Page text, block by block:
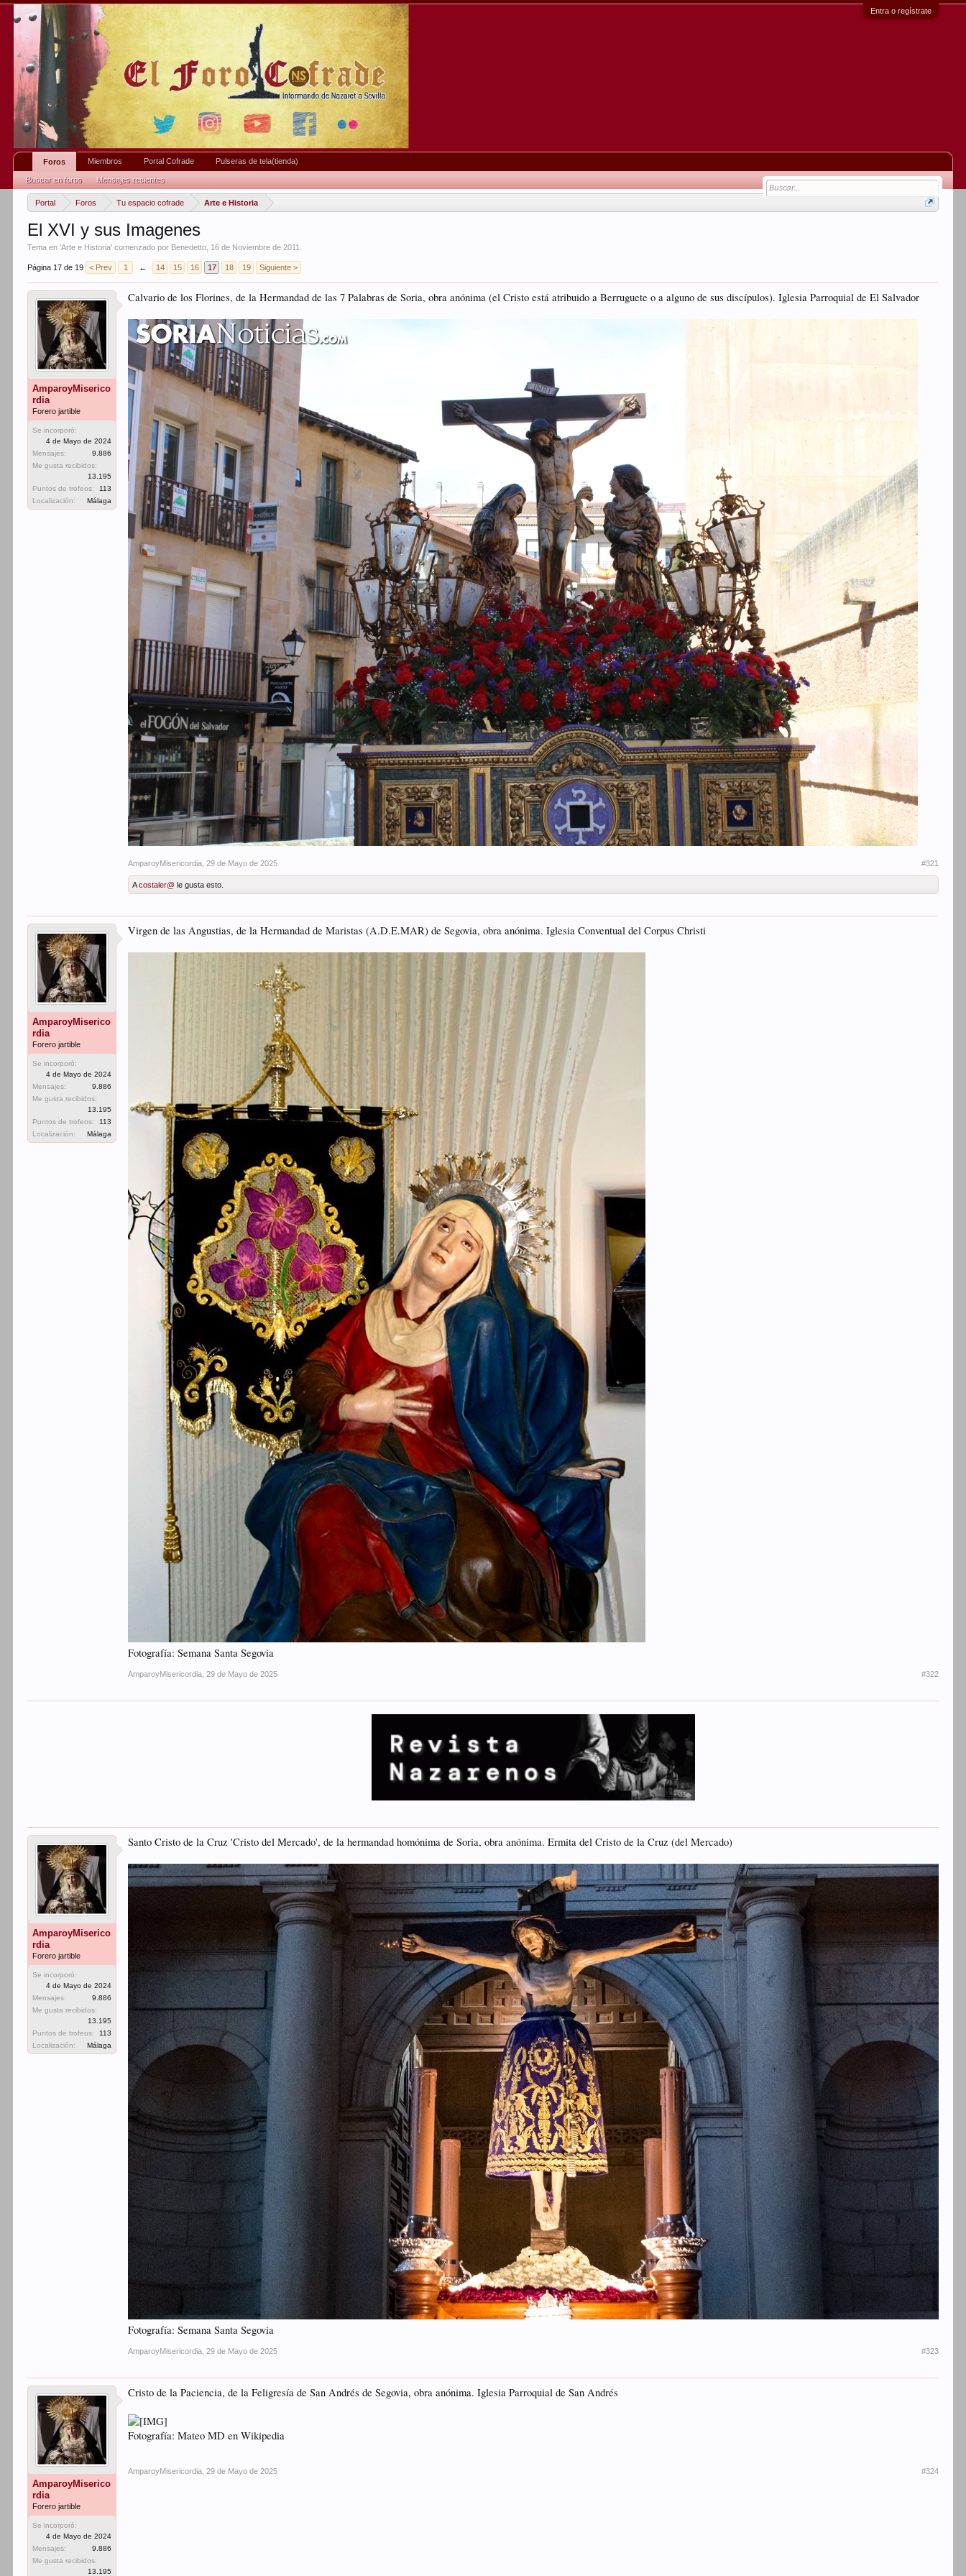
Entra o regístrate
Portal Foros Tu espacio cofrade Arte e Historia
El XVI y sus Imagenes
Tema en 'Arte e Historia' comenzado por Benedetto 16 de Noviembre de 2011
Página 17 de 19 < Prev 1 ← 14 15 16 17 18 19 Siguiente >
AmparoyMiserico
rdia
Forero jartible
Se incorporó:
4 de Mayo de 2024
Mensajes:
9.886
Me gusta recibidos:
13.195
Puntos de trofeos:
113
Localización:
Málaga
Calvario de los Florines, de la Hermandad de las 7 Palabras de Soria, obra anónima (el Cristo está atribuido a Berruguete o a alguno de sus discípulos). Iglesia Parroquial de El Salvador
AmparoyMisericordia 29 de Mayo de 2025 #321
Acostaler@ le gusta esto.
AmparoyMiserico
rdia
Forero jartible
Se incorporó:
4 de Mayo de 2024
Mensajes:
9.886
Me gusta recibidos:
13.195
Puntos de trofeos:
113
Localización:
Málaga
Virgen de las Angustias, de la Hermandad de Maristas (A.D.E.MAR) de Segovia, obra anónima. Iglesia Conventual del Corpus Christi
Fotografía: Semana Santa Segovia
AmparoyMisericordia 29 de Mayo de 2025 #322
AmparoyMiserico
rdia
Forero jartible
Se incorporó:
4 de Mayo de 2024
Mensajes:
9.886
Me gusta recibidos:
13.195
Puntos de trofeos:
113
Localización:
Málaga
Santo Cristo de la Cruz 'Cristo del Mercado', de la hermandad homónima de Soria, obra anónima. Ermita del Cristo de la Cruz (del Mercado)
Fotografía: Semana Santa Segovia
AmparoyMisericordia 29 de Mayo de 2025 #323
AmparoyMiserico
rdia
Forero jartible
Se incorporó:
4 de Mayo de 2024
Mensajes:
9.886
Me gusta recibidos:
13.195
Cristo de la Paciencia, de la Feligresía de San Andrés de Segovia, obra anónima. Iglesia Parroquial de San Andrés
Fotografía: Mateo MD en Wikipedia
AmparoyMisericordia 29 de Mayo de 2025 #324
Foros
Buscar en foros Mensajes recientes
Miembros Portal Cofrade Pulseras de tela(tienda)